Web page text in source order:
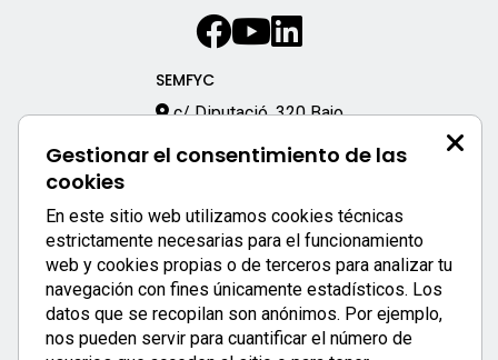
Gestionar el consentimiento de las
cookies
En este sitio web utilizamos cookies técnicas
estrictamente necesarias para el funcionamiento
web y cookies propias o de terceros para analizar tu
navegación con fines únicamente estadísticos. Los
datos que se recopilan son anónimos. Por ejemplo,
nos pueden servir para cuantificar el número de
SEMFYC
c/ Diputació, 320 Bajo
933 170 333
Enlaces destacados:
APP SEMFYC